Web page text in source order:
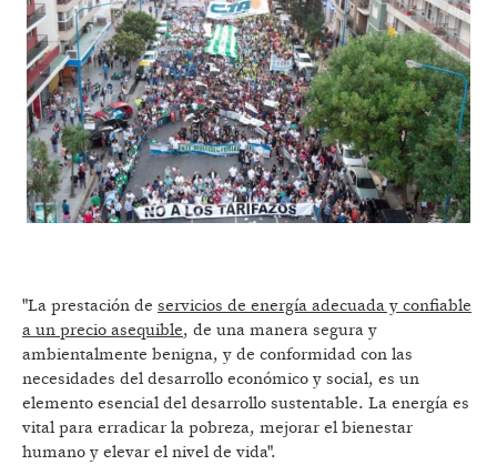
"La prestación de servicios de energía adecuada y confiable
a un precio asequible, de una manera segura y
ambientalmente benigna, y de conformidad con las
necesidades del desarrollo económico y social, es un
elemento esencial del desarrollo sustentable. La energía es
vital para erradicar la pobreza, mejorar el bienestar
humano y elevar el nivel de vida".